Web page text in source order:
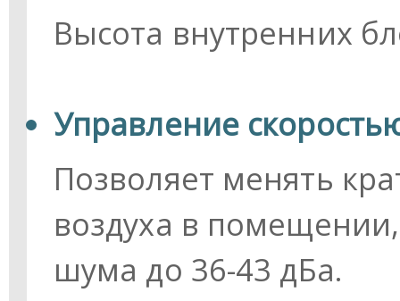
Высота внутренних
Управление
Позволяет менять
воздуха в
шума до 36-43 дБа.